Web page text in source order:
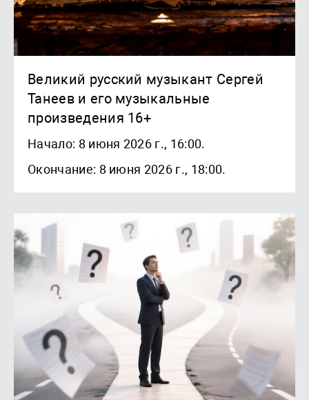
Великий русский музыкант Сергей
Танеев и его музыкальные
произведения 16+
Начало: 8 июня 2026 г., 16:00.
Окончание: 8 июня 2026 г., 18:00.